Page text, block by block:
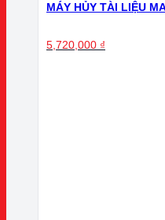
MÁY HỦY TÀI LIỆU
5,720,000 ₫